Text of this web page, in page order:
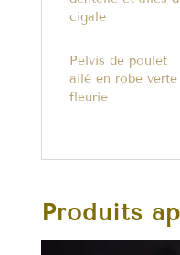
cigale
Pelvis de poulet
ailé en robe verte
fleurie
Produits